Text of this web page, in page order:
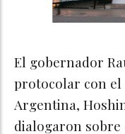
El gobernador
protocolar con el
Argentina,
dialogaron